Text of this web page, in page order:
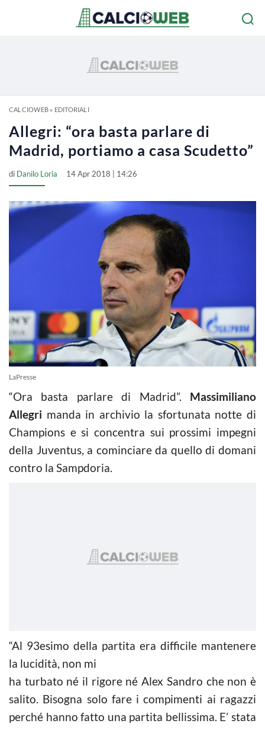
CALCIOWEB» EDITORIALI
Allegri: “ora basta parlare di
Madrid, portiamo a casa Scudetto”
di Danilo Loria 14 Apr 2018 | 14:26
LaPresse
“Ora basta parlare di Madrid”. Massimiliano
Allegri manda in archivio la sfortunata notte di
Champions e si concentra sui prossimi impegni
della Juventus, a cominciare da quello di domani
contro la Sampdoria.
“Al 93esimo della partita era difficile mantenere
la lucidità, non mi
ha turbato né il rigore né Alex Sandro che non è
salito. Bisogna solo fare i compimenti ai ragazzi
perché hanno fatto una partita bellissima. E’ stata